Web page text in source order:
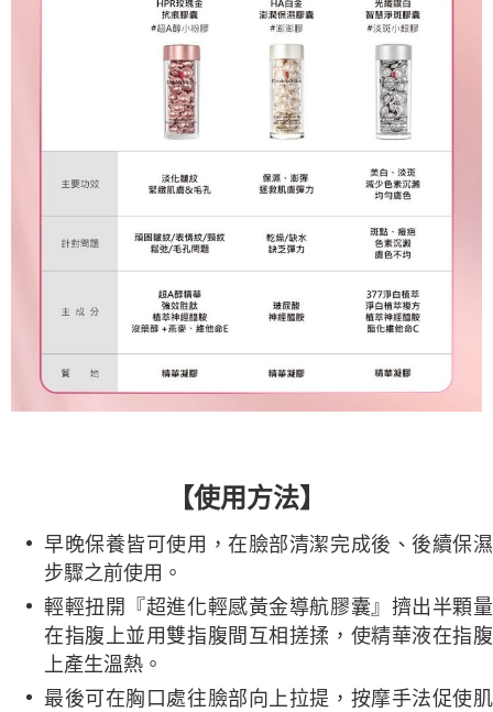
【使用方法】
早晚保養皆可使用，在臉部清潔完成後、後續保濕
步驟之前使用。
輕輕扭開『超進化輕感黃金導航膠囊』擠出半顆量
在指腹上並用雙指腹間互相搓揉，使精華液在指腹
上產生溫熱。
最後可在胸口處往臉部向上拉提，按摩手法促使肌